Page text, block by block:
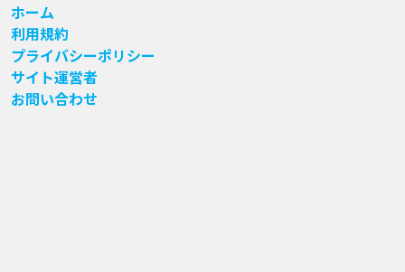
ホーム
利用規約
プライバシーポリシー
サイト運営者
お問い合わせ